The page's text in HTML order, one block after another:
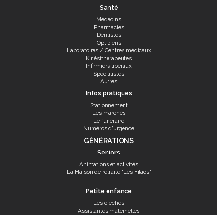
Santé
Médecins
Pharmacies
Dentistes
Opticiens
Laboratoires / Centres médicaux
Kinésithérapeutes
Infirmiers libéraux
Spécialistes
Autres
Infos pratiques
Stationnement
Les marchés
Le funéraire
Numéros d'urgence
GÉNÉRATIONS
Seniors
Animations et activités
La Maison de retraite "Les Filaos"
Petite enfance
Les crèches
Assistantes maternelles